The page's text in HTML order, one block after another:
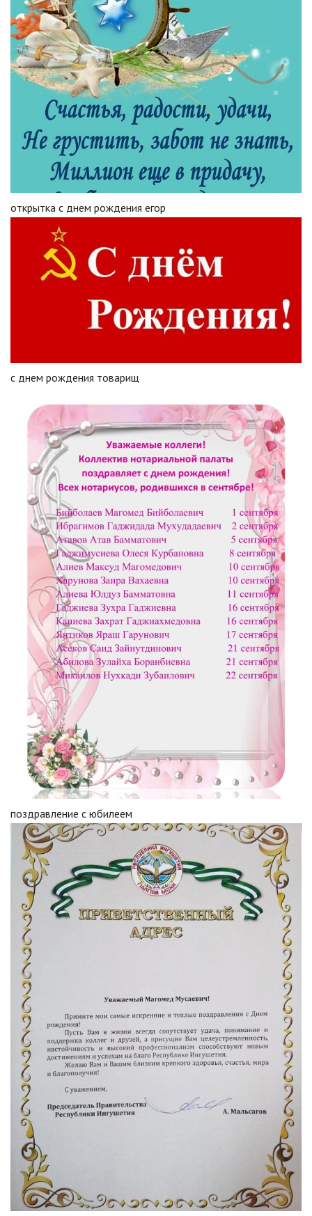
открытка с днем рождения егор
с днем рождения товарищ
поздравление с юбилеем